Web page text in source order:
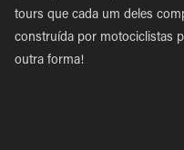
tours que cada um deles
construída por motociclistas
outra forma!